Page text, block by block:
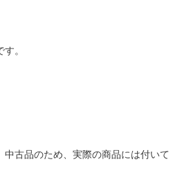
。
古品のため、実際の商品には付いて